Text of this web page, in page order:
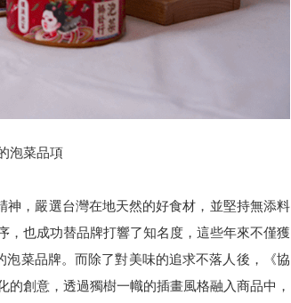
泡菜品項
神，嚴選台灣在地天然的好食材，並堅持無添料
，也成功替品牌打響了知名度，這些年來不僅獲
菜品牌。而除了對美味的追求不落人後，《協
創意，透過獨樹一幟的插畫風格融入商品中，